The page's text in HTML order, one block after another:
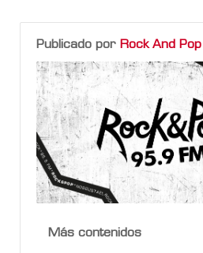
Publicado por Rock And Pop
Más contenidos